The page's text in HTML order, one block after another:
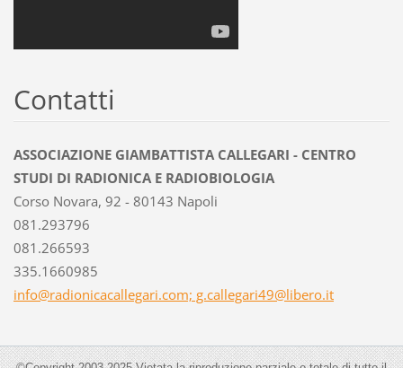
Contatti
ASSOCIAZIONE GIAMBATTISTA CALLEGARI - CENTRO
STUDI DI RADIONICA E RADIOBIOLOGIA
Corso Novara, 92 - 80143 Napoli
081.293796
081.266593
335.1660985
info@radionicacallegari.com; g.callegari49@libero.it